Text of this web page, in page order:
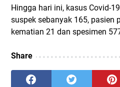
Hingga hari ini, kasus Covid-
suspek sebanyak 165, pasien
kematian 21 dan spesimen
Share